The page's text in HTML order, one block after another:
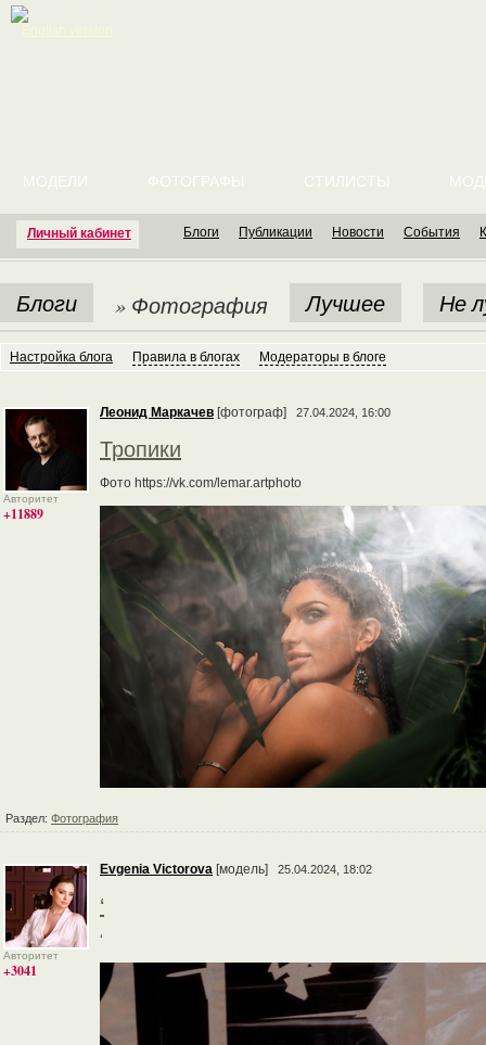
Личный кабинет
МОДЕЛИ ФОТОГРАФЫ СТИЛИСТЫ
Блоги Публикации Новости События
Блоги » Фотография Лучшее Не
Настройка блога Правила в блогах Модераторы в блоге
Авторитет
+11889
Леонид Маркачев [фотограф] 27.04.2024, 16:00
Тропики
Фото https://vk.com/lemar.artphoto
Раздел: Фотография
Авторитет
+3041
Evgenia Victorova [модель] 25.04.2024, 18:02
‘
‘